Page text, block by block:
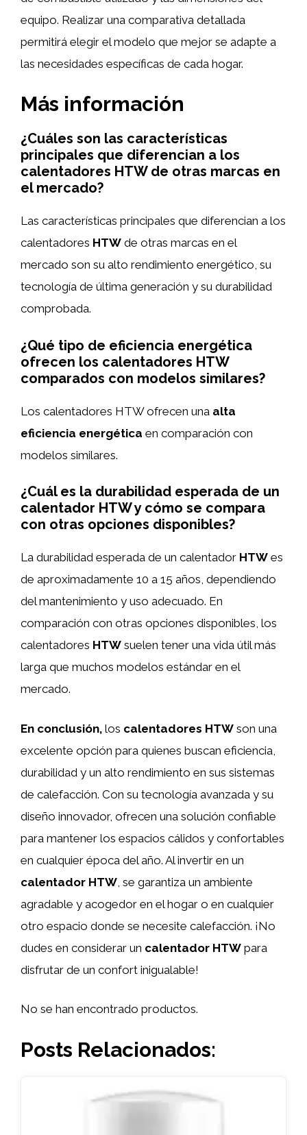
equipo. Realizar una comparativa detallada
permitirá elegir el modelo que mejor se adapte a
las necesidades específicas de cada hogar.
Más información
¿Cuáles son las características
principales que diferencian a los
calentadores HTW de otras marcas en
el mercado?
Las características principales que diferencian a los
calentadores HTW de otras marcas en el
mercado son su alto rendimiento energético, su
tecnología de última generación y su durabilidad
comprobada.
¿Qué tipo de eficiencia energética
ofrecen los calentadores HTW
comparados con modelos similares?
Los calentadores HTW ofrecen una alta
eficiencia energética en comparación con
modelos similares.
¿Cuál es la durabilidad esperada de un
calentador HTW y cómo se compara
con otras opciones disponibles?
La durabilidad esperada de un calentador HTW es
de aproximadamente 10 a 15 años, dependiendo
del mantenimiento y uso adecuado. En
comparación con otras opciones disponibles, los
calentadores HTW suelen tener una vida útil más
larga que muchos modelos estándar en el
mercado.
En conclusión, los calentadores HTW son una
excelente opción para quienes buscan eficiencia,
durabilidad y un alto rendimiento en sus sistemas
de calefacción. Con su tecnología avanzada y su
diseño innovador, ofrecen una solución confiable
para mantener los espacios cálidos y confortables
en cualquier época del año. Al invertir en un
calentador HTW , se garantiza un ambiente
agradable y acogedor en el hogar o en cualquier
otro espacio donde se necesite calefacción. ¡No
dudes en considerar un calentador HTW para
disfrutar de un confort inigualable!
No se han encontrado productos.
Posts Relacionados: